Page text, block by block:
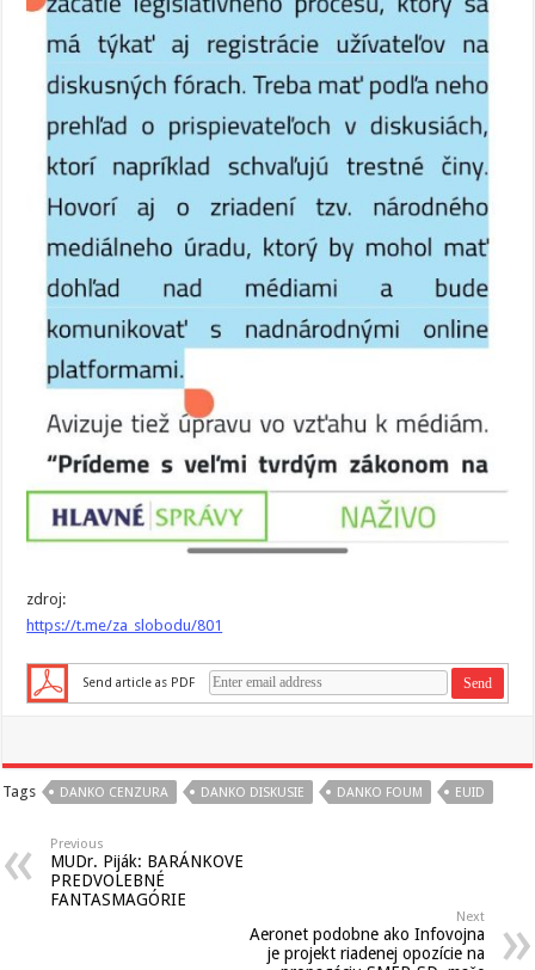
zdroj:
https://t.me/za_slobodu/801
Send article as PDF
Tags DANKO CENZURA DANKO DISKUSIE DANKO FOUM EUID
Previous
MUDr. Piják: BARÁNKOVE
PREDVOLEBNÉ
FANTASMAGÓRIE
Next
Aeronet podobne ako Infovojna
je projekt riadenej opozície na